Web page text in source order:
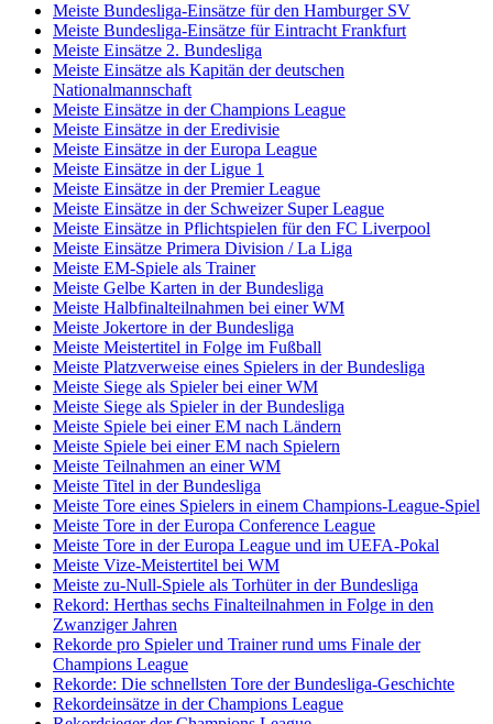
Meiste Bundesliga-Einsätze für den Hamburger SV
Meiste Bundesliga-Einsätze für Eintracht Frankfurt
Meiste Einsätze 2. Bundesliga
Meiste Einsätze als Kapitän der deutschen
Nationalmannschaft
Meiste Einsätze in der Champions League
Meiste Einsätze in der Eredivisie
Meiste Einsätze in der Europa League
Meiste Einsätze in der Ligue 1
Meiste Einsätze in der Premier League
Meiste Einsätze in der Schweizer Super League
Meiste Einsätze in Pflichtspielen für den FC Liverpool
Meiste Einsätze Primera Division / La Liga
Meiste EM-Spiele als Trainer
Meiste Gelbe Karten in der Bundesliga
Meiste Halbfinalteilnahmen bei einer WM
Meiste Jokertore in der Bundesliga
Meiste Meistertitel in Folge im Fußball
Meiste Platzverweise eines Spielers in der Bundesliga
Meiste Siege als Spieler bei einer WM
Meiste Siege als Spieler in der Bundesliga
Meiste Spiele bei einer EM nach Ländern
Meiste Spiele bei einer EM nach Spielern
Meiste Teilnahmen an einer WM
Meiste Titel in der Bundesliga
Meiste Tore eines Spielers in einem Champions-League-Spiel
Meiste Tore in der Europa Conference League
Meiste Tore in der Europa League und im UEFA-Pokal
Meiste Vize-Meistertitel bei WM
Meiste zu-Null-Spiele als Torhüter in der Bundesliga
Rekord: Herthas sechs Finalteilnahmen in Folge in den
Zwanziger Jahren
Rekorde pro Spieler und Trainer rund ums Finale der
Champions League
Rekorde: Die schnellsten Tore der Bundesliga-Geschichte
Rekordeinsätze in der Champions League